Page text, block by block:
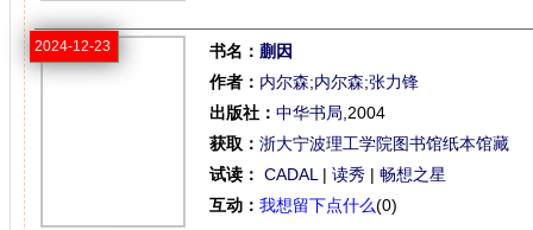
2024-12-23 书名： 蒯因
作者： 内尔森;内尔森;张力锋
出版社： 中华书局 ,2004
获取： 浙大宁波理工学院图书馆纸本馆藏
试读： CADAL | 读秀 | 畅想之星
互动： 我想留下点什么(0)